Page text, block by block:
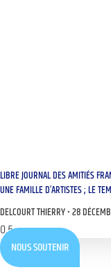
LIBRE JOURNAL DES AMITIÉS
UNE FAMILLE D’ARTISTES ; LE
DELCOURT THIERRY 28
NOUS SOUTENIR